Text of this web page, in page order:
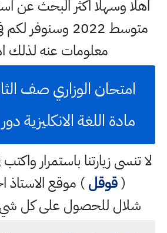
اهلا وسهلا اكثر البحث عن
متوسط 2022
معلومات عنه لذلك
امتحان الوزاري صف
مادة اللغة الانكليزية دور
لا تنسى زيارتنا باستمرار
(قوقل) موقع
شلال للحصول على كل